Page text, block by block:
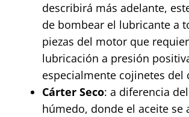
describirá más adelante,
de bombear el lubricante a
piezas del motor que
lubricación a presión
especialmente cojinetes del
Cárter Seco: a diferencia
húmedo, donde el aceite se